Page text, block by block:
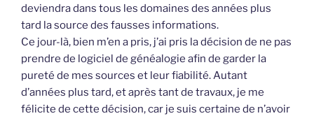
deviendra dans tous les domaines des années plus
tard la source des fausses informations.
Ce jour-là, bien m’en a pris, j’ai pris la décision de ne pas
prendre de logiciel de généalogie afin de garder la
pureté de mes sources et leur fiabilité. Autant
d’années plus tard, et après tant de travaux, je me
félicite de cette décision, car je suis certaine de n’avoir